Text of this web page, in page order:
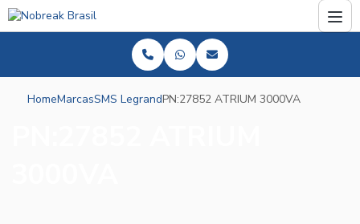
HomeMarcasSMS LegrandPN:27852 ATRIUM 3000VA